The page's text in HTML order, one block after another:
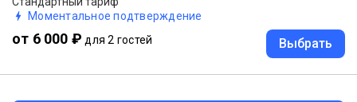
Моментальное подтверждение
от 6 000 ₽ для 2 гостей Выбрать